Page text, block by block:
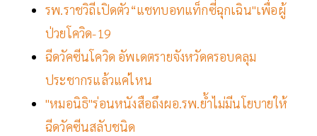
รพ.ราชวิถีเปิดตัว“แชทบอทแท็กซี่ฉุกเฉิน"เพื่อผู้
ป่วยโควิด-19
ฉีดวัคซีนโควิด อัพเดตรายจังหวัดครอบคลุม
ประชากรแล้วแค่ไหน
"หมอนิธิ"ร่อนหนังสือถึงผอ.รพ.ย้ำไม่มีนโยบายให้
ฉีดวัคซีนสลับชนิด